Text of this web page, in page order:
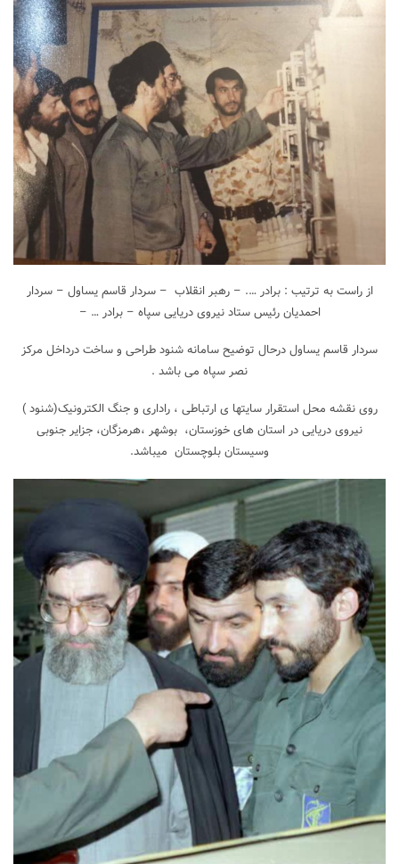
از راست به ترتیب : برادر …. – رهبر انقلاب – سردار قاسم یساول – سردار
احمدیان رئیس ستاد نیروی دریایی سپاه – برادر … –
سردار قاسم یساول درحال توضیح سامانه شنود طراحی و ساخت درداخل مرکز
نصر سپاه می باشد .
روی نقشه محل استقرار سایتها ی ارتباطی ، راداری و جنگ الکترونیک(شنود )
نیروی دریایی در استان های خوزستان، بوشهر ،هرمزگان، جزایر جنوبی
وسیستان بلوچستان میباشد.